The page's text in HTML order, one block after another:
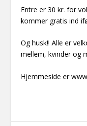
Entre er 30 kr. for
kommer gratis ind
Og husk!! Alle er
mellem, kvinder og
Hjemmeside er